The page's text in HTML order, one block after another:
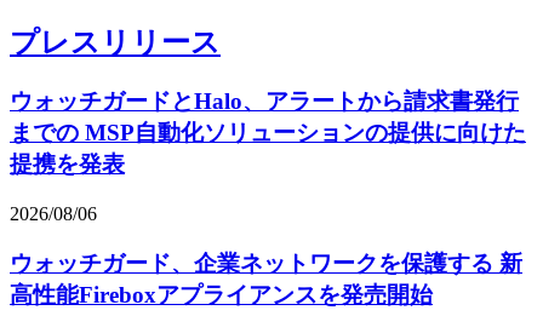
プレスリリース
ウォッチガードとHalo、アラートから請求書発行
までの MSP自動化ソリューションの提供に向けた
提携を発表
2026/08/06
ウォッチガード、企業ネットワークを保護する 新
高性能Fireboxアプライアンスを発売開始